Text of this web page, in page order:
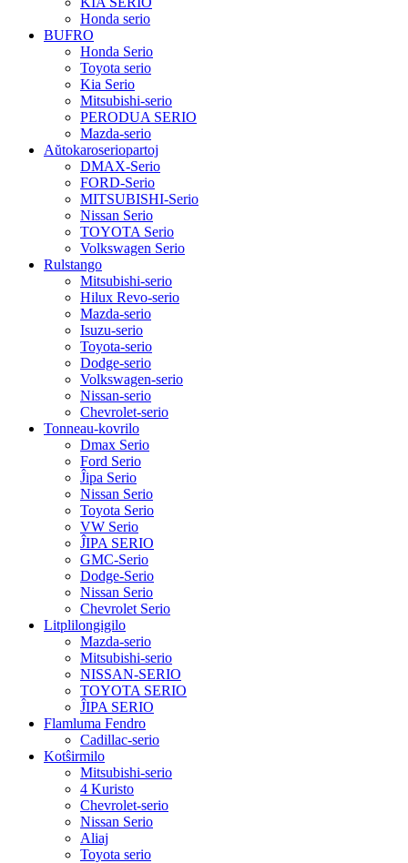
Honda serio
BUFRO
Honda Serio
Toyota serio
Kia Serio
Mitsubishi-serio
PERODUA SERIO
Mazda-serio
Aŭtokaroseriopartoj
DMAX-Serio
FORD-Serio
MITSUBISHI-Serio
Nissan Serio
TOYOTA Serio
Volkswagen Serio
Rulstango
Mitsubishi-serio
Hilux Revo-serio
Mazda-serio
Isuzu-serio
Toyota-serio
Dodge-serio
Volkswagen-serio
Nissan-serio
Chevrolet-serio
Tonneau-kovrilo
Dmax Serio
Ford Serio
Ĵipa Serio
Nissan Serio
Toyota Serio
VW Serio
ĴIPA SERIO
GMC-Serio
Dodge-Serio
Nissan Serio
Chevrolet Serio
Litplilongigilo
Mazda-serio
Mitsubishi-serio
NISSAN-SERIO
TOYOTA SERIO
ĴIPA SERIO
Flamluma Fendro
Cadillac-serio
Kotŝirmilo
Mitsubishi-serio
4 Kuristo
Chevrolet-serio
Nissan Serio
Aliaj
Toyota serio